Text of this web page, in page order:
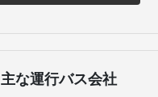
主な運行バス会社